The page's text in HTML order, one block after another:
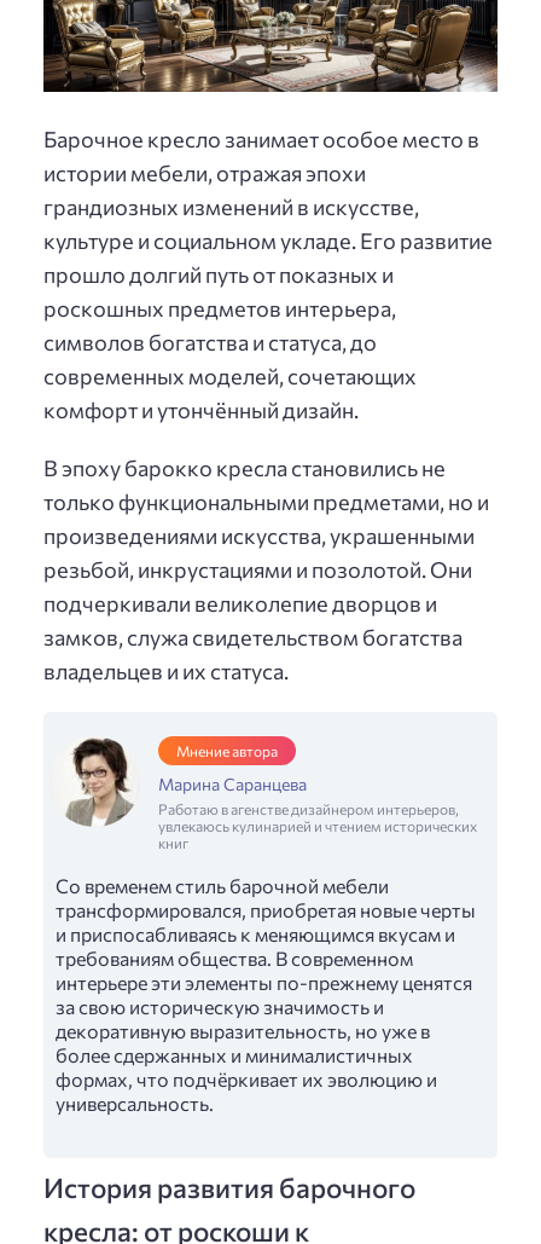
Барочное кресло занимает особое место в
истории мебели, отражая эпохи
грандиозных изменений в искусстве,
культуре и социальном укладе. Его развитие
прошло долгий путь от показных и
роскошных предметов интерьера,
символов богатства и статуса, до
современных моделей, сочетающих
комфорт и утончённый дизайн.
В эпоху барокко кресла становились не
только функциональными предметами, но и
произведениями искусства, украшенными
резьбой, инкрустациями и позолотой. Они
подчеркивали великолепие дворцов и
замков, служа свидетельством богатства
владельцев и их статуса.
Мнение автора
Марина Саранцева
Работаю в агенстве дизайнером интерьеров,
увлекаюсь кулинарией и чтением исторических
книг
Со временем стиль барочной мебели
трансформировался, приобретая новые черты
и приспосабливаясь к меняющимся вкусам и
требованиям общества. В современном
интерьере эти элементы по-прежнему ценятся
за свою историческую значимость и
декоративную выразительность, но уже в
более сдержанных и минималистичных
формах, что подчёркивает их эволюцию и
универсальность.
История развития барочного
кресла: от роскоши к